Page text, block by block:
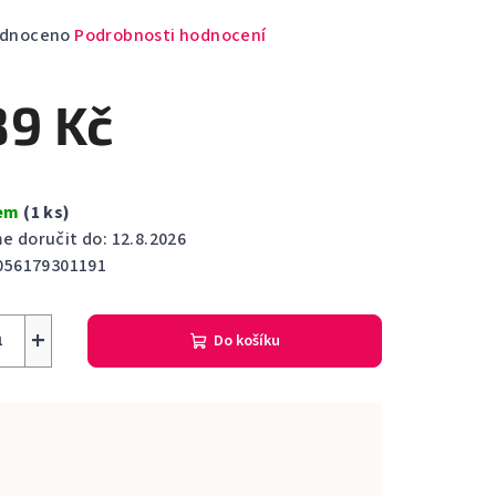
Podrobnosti hodnocení
Kč
(1 ks)
doručit do: 12.8.2026
+ Do košíku